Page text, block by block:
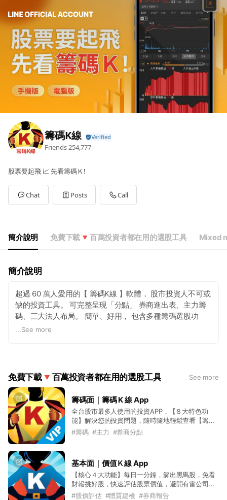
籌碼K線
Friends254,777
股票要起飛 📈 先看籌碼Ｋ!
Chat Posts Call
簡介說明 免費下載🔻百萬投資者都在用的選股工具 Mixed
簡介說明
超過 60 萬人愛用的【 籌碼K線 】軟體， 股市投資人不可或
缺的投資工具。 可完整呈現「分點」 券商進出表、主力籌
碼、三大法人布局。 簡單、好用， 包含多種籌碼選股功
能、 分析贏家大戶， 主力進出無所遁形！
...See more
免費下載🔻百萬投資者都在用的選股工具 See more
籌碼面｜籌碼 K 線 App
全台股市最多人使用的投資APP，【８大特色功
能】解決您的投資問題，隨時隨地輕鬆查看【籌碼
６大附圖指標】即時掌握主力動向，不錯過最佳進
#籌碼 #主力 #券商分點
基本面｜價值Ｋ線 App
【核心４大功能】每日一分鐘，篩出黑馬股，免看
財報挑好股，快速評估股票價值，避開有雷公司，
隨時掌握最佳進場點！
#股價評估 #體質建檢 #券商報告